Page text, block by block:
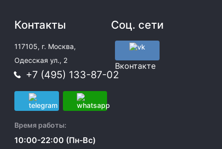
Контакты
117105, г. Москва,
Одесская ул., 2
+7 (495) 133-87-02
Время работы:
10:00-22:00 (Пн-Вс)
Соц. сети
Вконтакте